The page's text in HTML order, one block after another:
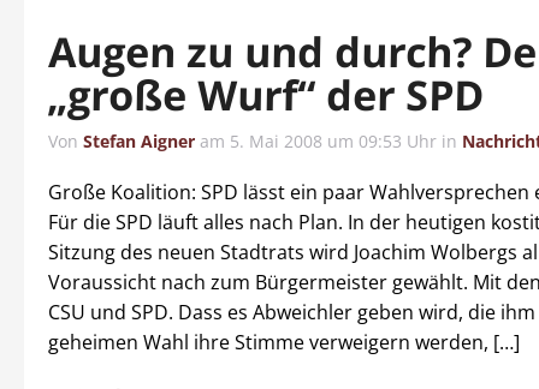
Augen zu und durch?
„große Wurf“ der SPD
Von Stefan Aigner am 5. Mai 2008 um 09:53 Uhr in
Große Koalition: SPD lässt ein paar Wahlversprechen
Für die SPD läuft alles nach Plan. In der heutigen
Sitzung des neuen Stadtrats wird Joachim Wolbergs
Voraussicht nach zum Bürgermeister gewählt. Mit
CSU und SPD. Dass es Abweichler geben wird, die
geheimen Wahl ihre Stimme verweigern werden, […]